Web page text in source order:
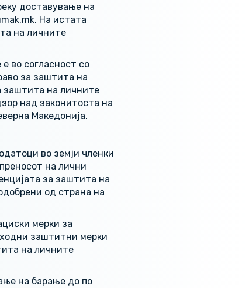
доставување на
На истата
на личните
во согласност со
за заштита на
заштита на личните
над законитоста на
Македонија.
во земји членки
на лични
за заштита на
од страна на
мерки за
заштитни мерки
на личните
на барање до по